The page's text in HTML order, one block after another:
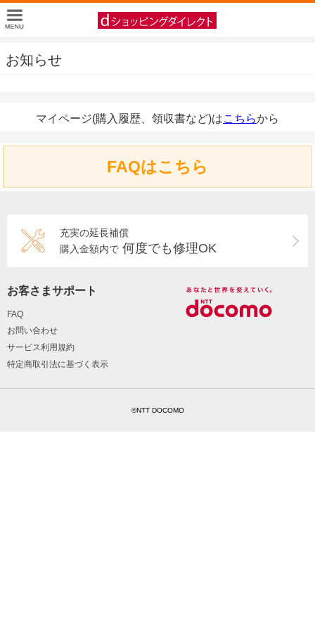
お知らせ
マイページ(購入履歴、領収書など)はこちらから
FAQはこちら
充実の延長補償
購入金額内で 何度でも修理OK
お客さまサポート
FAQ
お問い合わせ
サービス利用規約
特定商取引法に基づく表示
©NTT DOCOMO